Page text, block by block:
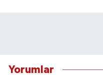
Yorumlar